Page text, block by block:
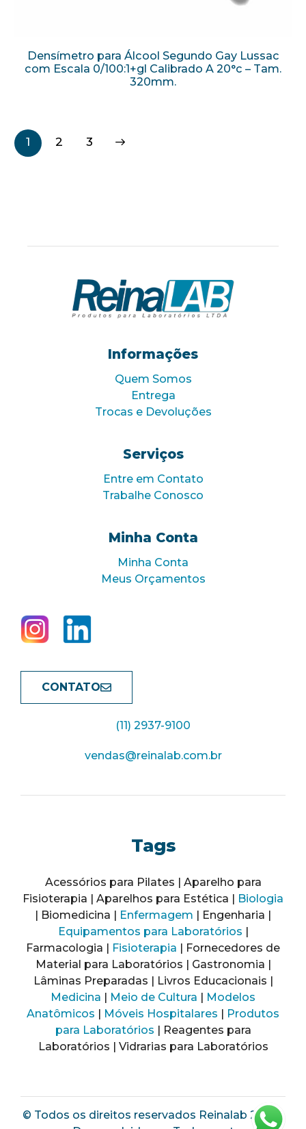
Densímetro para Álcool Segundo Gay Lussac
com Escala 0/100:1+gl Calibrado A 20°c – Tam.
320mm.
1 2 3
→
Informações
Quem Somos
Entrega
Trocas e Devoluções
Serviços
Entre em Contato
Trabalhe Conosco
Minha Conta
Minha Conta
Meus Orçamentos
CONTATO
(11) 2937-9100
vendas@reinalab.com.br
Tags
Acessórios para Pilates | Aparelho para
Fisioterapia | Aparelhos para Estética | Biologia
| Biomedicina | Enfermagem | Engenharia |
Equipamentos para Laboratórios |
Farmacologia | Fisioterapia | Fornecedores de
Material para Laboratórios | Gastronomia |
Lâminas Preparadas | Livros Educacionais |
Medicina | Meio de Cultura | Modelos
Anatômicos | Móveis Hospitalares | Produtos
para Laboratórios | Reagentes para
Laboratórios | Vidrarias para Laboratórios
© Todos os direitos reservados Reinalab 2025 |